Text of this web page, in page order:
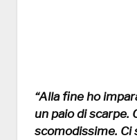
“Alla fine ho
un paio di scarpe.
scomodissime. Ci